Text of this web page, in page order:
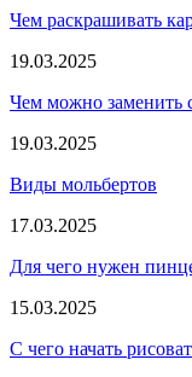
Чем раскрашивать
19.03.2025
Чем можно заменить
19.03.2025
Виды мольбертов
17.03.2025
Для чего нужен
15.03.2025
С чего начать